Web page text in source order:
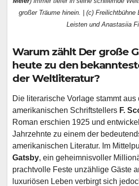
großer Träume hinein. | (c) Freilichtbühne
Leisten und Anastasiia
Warum zählt Der große
heute zu den
der Weltliteratur?
Die literarische Vorlage stammt aus
amerikanischen Schriftstellers F.
Roman erschien 1925 und
Jahrzehnte zu einem der
amerikanischen Literatur. Im
Gatsby, ein geheimnisvoller
prachtvolle Feste unzählige Gäste
luxuriösen Leben verbirgt sich